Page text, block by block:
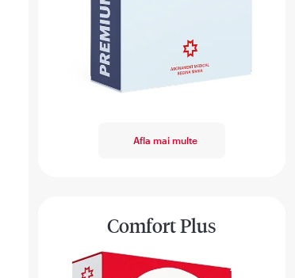
Afla mai multe
Comfort Plus